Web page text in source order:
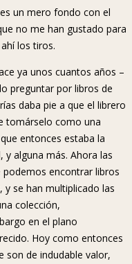
un mero fondo con el
no me han gustado para
los tiros.
ya unos cuantos años –
preguntar por libros de
daba pie a que el librero
tomárselo como una
entonces estaba la
y alguna más. Ahora las
encontrar libros
se han multiplicado las
colección,
en el plano
Hoy como entonces
son de indudable valor,